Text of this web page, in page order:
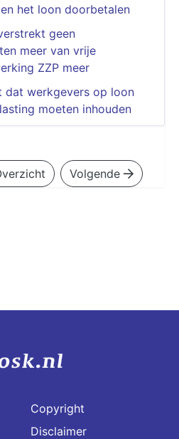
het loon doorbetalen
geen
meer van vrije
ZZP meer
dat werkgevers op loon
moeten inhouden
Volgende
Copyright
Disclaimer